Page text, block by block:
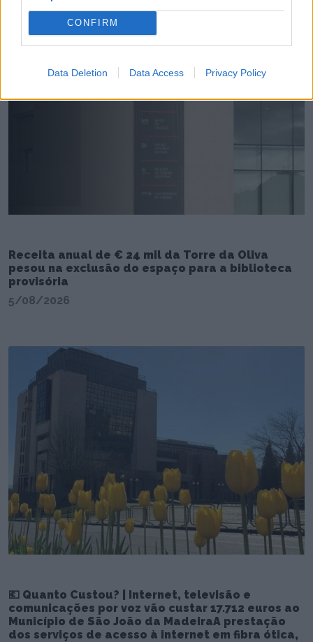
CONFIRM
Data Deletion Data Access Privacy Policy
Receita anual de € 24 mil da Torre da Oliva
pesou na exclusão do espaço para a biblioteca
provisória
5/08/2026
💶 Quanto Custou? | Internet, televisão e
comunicações por voz vão custar 17.712 euros ao
Município de São João da MadeiraA prestação
dos serviços de acesso à internet em fibra ótica,